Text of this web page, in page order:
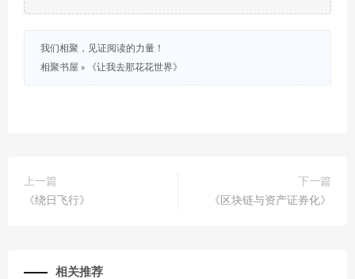
我们相聚，见证阅读的力量！
相聚书屋 » 《让我去那花花世界》
上一篇
《绕日飞行》
下一篇
《区块链与资产证券化》
相关推荐